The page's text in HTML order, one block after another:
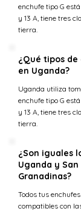
enchufe tipo G
y 13 A, tiene tres
tierra.
¿Qué tipos
en Uganda?
Uganda utiliza
enchufe tipo G
y 13 A, tiene tres
tierra.
¿Son iguales
Uganda y
Granadinas?
Todos tus
compatibles con